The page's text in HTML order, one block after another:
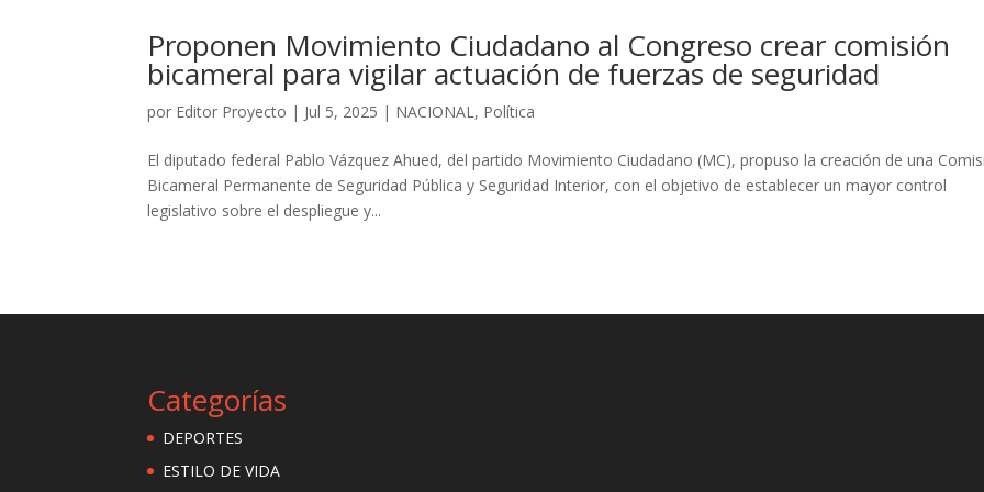
Proponen Movimiento Ciudadano al Congreso crear comisión
bicameral para vigilar actuación de fuerzas de seguridad
por Editor Proyecto | Jul 5, 2025 | NACIONAL, Política
El diputado federal Pablo Vázquez Ahued, del partido Movimiento Ciudadano (MC), propuso la creación de una
Bicameral Permanente de Seguridad Pública y Seguridad Interior, con el objetivo de establecer un mayor control
legislativo sobre el despliegue y...
Categorías
DEPORTES
ESTILO DE VIDA